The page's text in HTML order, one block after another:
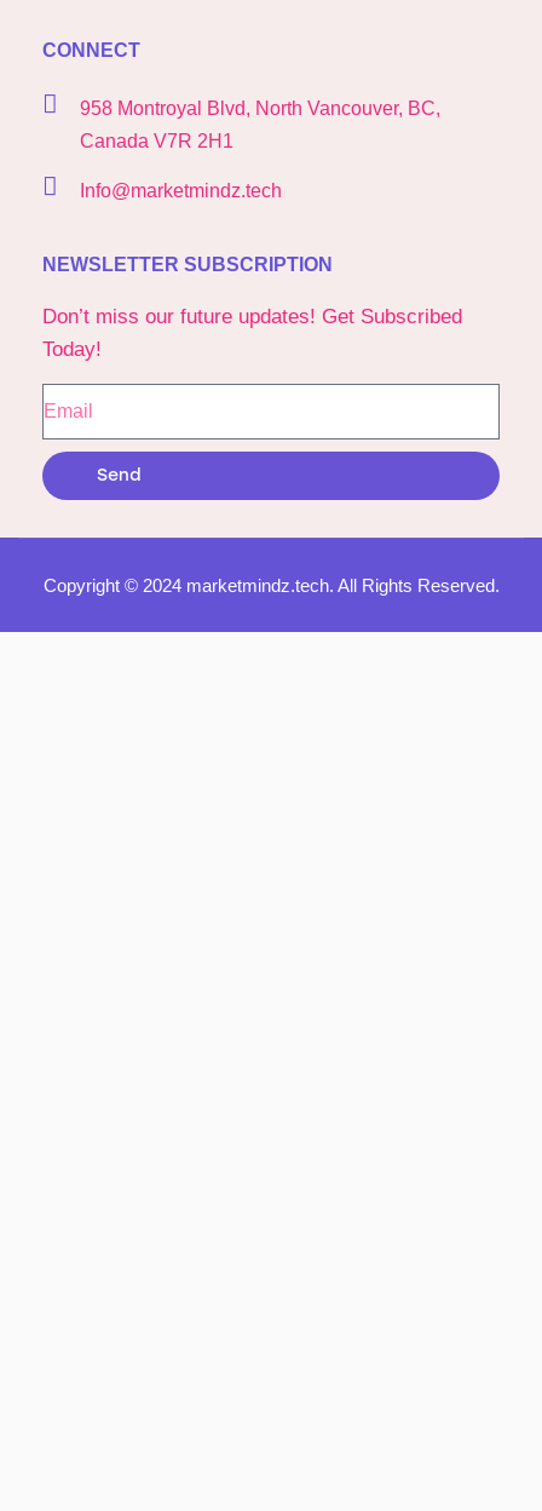
CONNECT
958 Montroyal Blvd, North Vancouver, BC,
Canada V7R 2H1
Info@marketmindz.tech
NEWSLETTER SUBSCRIPTION
Don’t miss our future updates! Get Subscribed
Today!
Send
Copyright © 2024 marketmindz.tech. All Rights Reserved.